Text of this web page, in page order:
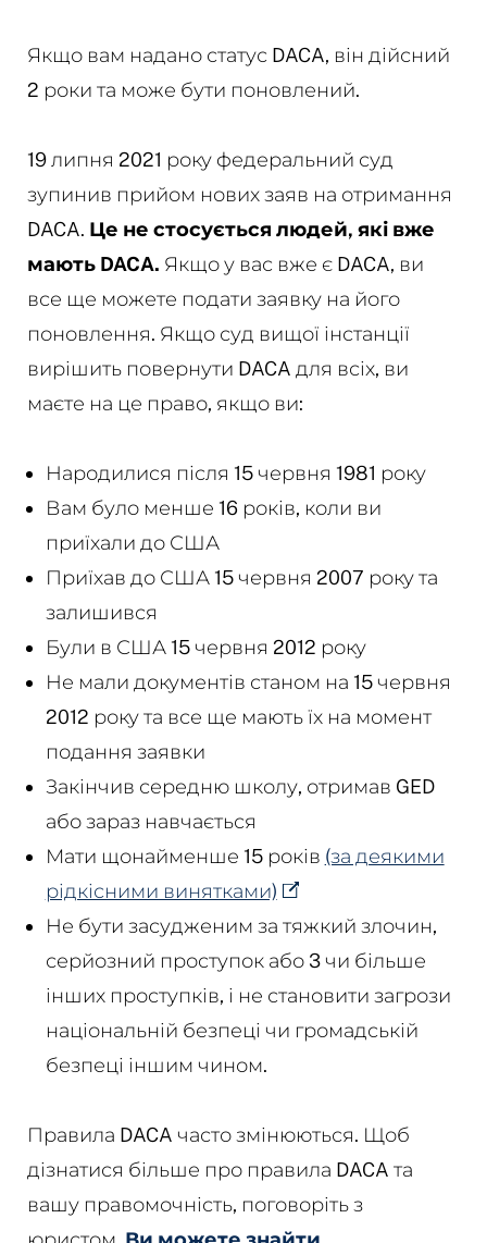
Якщо вам надано статус DACA, він дійсний
2 роки та може бути поновлений.
19 липня 2021 року федеральний суд
зупинив прийом нових заяв на отримання
DACA. Це не стосується людей, які вже
мають DACA. Якщо у вас вже є DACA, ви
все ще можете подати заявку на його
поновлення. Якщо суд вищої інстанції
вирішить повернути DACA для всіх, ви
маєте на це право, якщо ви:
Народилися після 15 червня 1981 року
Вам було менше 16 років, коли ви
приїхали до США
Приїхав до США 15 червня 2007 року та
залишився
Були в США 15 червня 2012 року
Не мали документів станом на 15 червня
2012 року та все ще мають їх на момент
подання заявки
Закінчив середню школу, отримав GED
або зараз навчається
Мати щонайменше 15 років (за деякими
рідкісними винятками)
Не бути засудженим за тяжкий злочин,
серйозний проступок або 3 чи більше
інших проступків, і не становити загрози
національній безпеці чи громадській
безпеці іншим чином.
Правила DACA часто змінюються. Щоб
дізнатися більше про правила DACA та
вашу правомочність, поговоріть з